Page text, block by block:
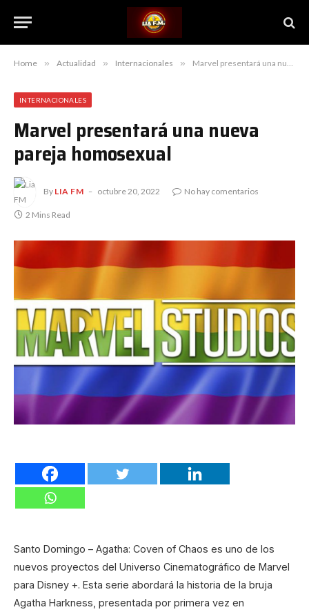
Home » Actualidad » Internacionales » Marvel presentará una nueva pareja homosexual
INTERNACIONALES
Marvel presentará una nueva
pareja homosexual
By LIA FM octubre 20, 2022 No hay comentarios
2 Mins Read
Santo Domingo – Agatha: Coven of Chaos es uno de los
nuevos proyectos del Universo Cinematográfico de Marvel
para Disney +. Esta serie abordará la historia de la bruja
Agatha Harkness, presentada por primera vez en